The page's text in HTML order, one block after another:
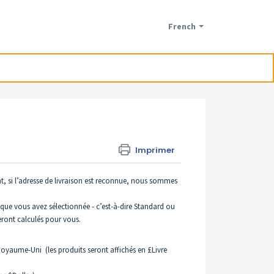
French
Imprimer
si l’adresse de livraison est reconnue, nous sommes
vous avez sélectionnée - c’est-à-dire Standard ou
calculés pour vous.
Uni (les produits seront affichés en £Livre